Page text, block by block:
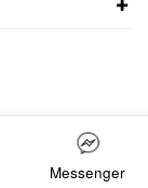
Messenger